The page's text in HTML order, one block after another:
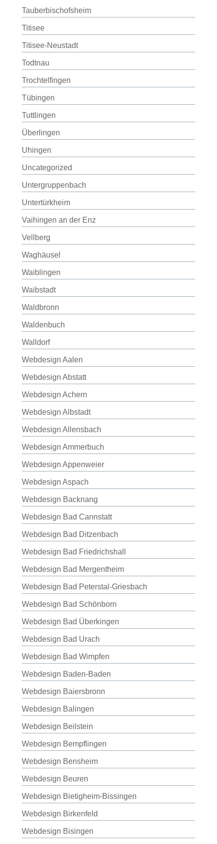
Tauberbischofsheim
Titisee
Titisee-Neustadt
Todtnau
Trochtelfingen
Tübingen
Tuttlingen
Überlingen
Uhingen
Uncategorized
Untergruppenbach
Untertürkheim
Vaihingen an der Enz
Vellberg
Waghäusel
Waiblingen
Waibstadt
Waldbronn
Waldenbuch
Walldorf
Webdesign Aalen
Webdesign Abstatt
Webdesign Achern
Webdesign Albstadt
Webdesign Allensbach
Webdesign Ammerbuch
Webdesign Appenweier
Webdesign Aspach
Webdesign Backnang
Webdesign Bad Cannstatt
Webdesign Bad Ditzenbach
Webdesign Bad Friedrichshall
Webdesign Bad Mergentheim
Webdesign Bad Peterstal-Griesbach
Webdesign Bad Schönborn
Webdesign Bad Überkingen
Webdesign Bad Urach
Webdesign Bad Wimpfen
Webdesign Baden-Baden
Webdesign Baiersbronn
Webdesign Balingen
Webdesign Beilstein
Webdesign Bempflingen
Webdesign Bensheim
Webdesign Beuren
Webdesign Bietigheim-Bissingen
Webdesign Birkenfeld
Webdesign Bisingen